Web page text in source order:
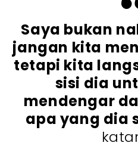
Saya bukan
jangan kita
tetapi kita
sisi dia
mendengar
apa yang dia